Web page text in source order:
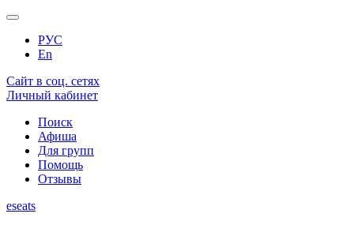
РУС
En
Сайт в соц. сетях
Личный кабинет
Поиск
Афиша
Для групп
Помощь
Отзывы
eseats